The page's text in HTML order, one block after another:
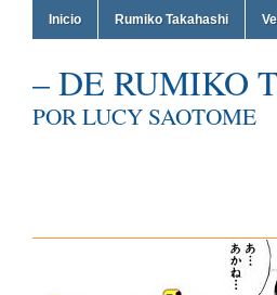
Inicio Rumiko Takahashi
– DE RUMIKO
POR LUCY SAOTOME